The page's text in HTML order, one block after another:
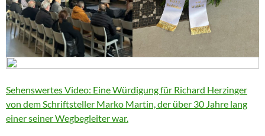
Sehenswertes Video: Eine Würdigung für Richard Herzinger
von dem Schriftsteller Marko Martin, der über 30 Jahre lang
einer seiner Wegbegleiter war.